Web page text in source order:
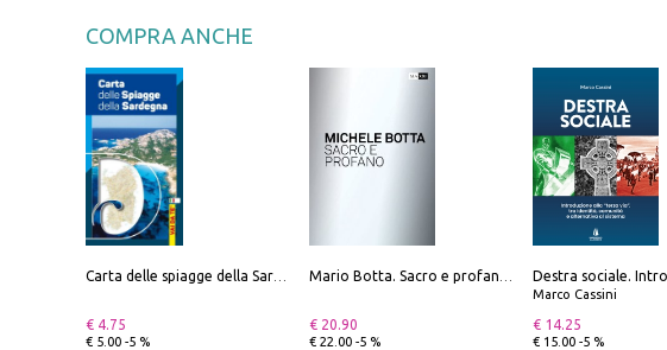
COMPRA ANCHE
€ 4.75
€ 5.00 -5 %
€ 20.90
€ 22.00 -5 %
Marco Cassini
€ 14.25
€ 15.00 -5 %